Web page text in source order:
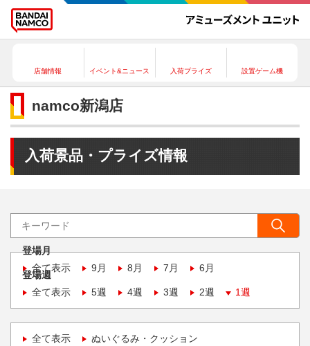
店舗情報 イベント&ニュース 入荷プライズ 設置ゲーム機
namco新潟店
入荷景品・プライズ情報
登場月
全て表示
9月 8月 7月 6月
登場週
全て表示
5週 4週 3週 2週 1週
全て表示 ぬいぐるみ・クッション